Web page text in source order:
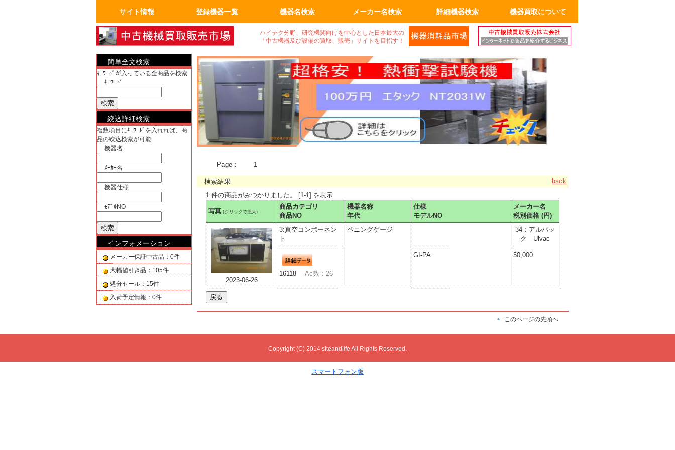
サイト情報
トップページ
FAQ：よくある質問
人気の商品
会員ページ
運営会社概要
登録機器一覧
真空機器・真空ポンプ 真空機器
真空ポンプ
真空コンポーネント
試験・検査機
洗浄、クリーニンク゛
加熱機、冷却機
分析機器
計測、計量機・顕微鏡 計測、計量機
顕微鏡
汎用理化学機器
電気計測器・光学関連 電気計測器
光学関連
物流、包装、保管
成形、樹脂、フィルム
クリーンルーム関係
電気機器、部品
工作機械、加工機
ユーティリティ機器
半導体・実装機器関連 半導体関連
実装機器関連
バイオ関連
OA事務什器・その他 OA事務什器
その他
機器名検索 メーカー名検索 詳細機器検索 機器買取について
ハイテク分野、研究機関向けを中心とした日本最大の
「中古機器及び設備の買取、販売」サイトを目指す！
簡単全文検索
ｷｰﾜｰﾄﾞが入っている全商品を検索
ｷｰﾜｰﾄﾞ
絞込詳細検索
複数項目にｷｰﾜｰﾄﾞを入れれば、商
品の絞込検索が可能
機器名
ﾒｰｶｰ名
機器仕様
ﾓﾃﾞﾙNO
インフォメーション
メーカー保証中古品：0件
大幅値引き品：105件
処分セール：15件
入荷予定情報：0件
Page： 1
back
検索結果
1 件の商品がみつかりました。 [1-1] を表示
写真 (クリックで拡大)
商品カテゴリ
商品NO
機器名称
年代
仕様
モデルNO
メーカー名
税別価格 (円)
2023-06-26
3:真空コンポーネン
ト
ペニングゲージ
34：アルバッ
ク Ulvac
16118 Ac数：26
GI-PA 50,000
このページの先頭へ
Copyright (C) 2014 siteandlife All Rights Reserved.
スマートフォン版